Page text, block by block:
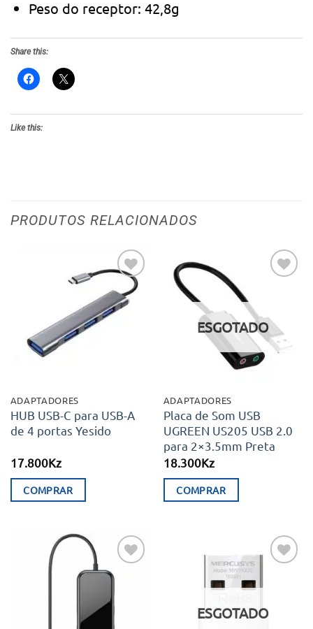
Peso do receptor: 42,8g
Share this:
Like this:
PRODUTOS RELACIONADOS
Adicionar
aos meus
desejos
ADAPTADORES
HUB USB-C para USB-A
de 4 portas Yesido
17.800Kz
COMPRAR
aos meus
desejos
ESGOTADO
ADAPTADORES
Placa de Som USB
UGREEN US205 USB 2.0
para 2×3.5mm Preta
18.300Kz
COMPRAR
Adicionar
desejos
Adicionar
aos meus
ESGOTADO